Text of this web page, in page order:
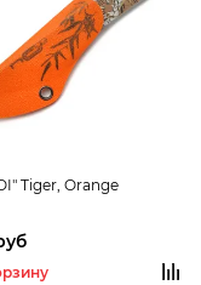
Tiger, Orange